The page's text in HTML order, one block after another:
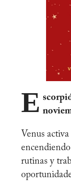
E
Venus
rutinas y